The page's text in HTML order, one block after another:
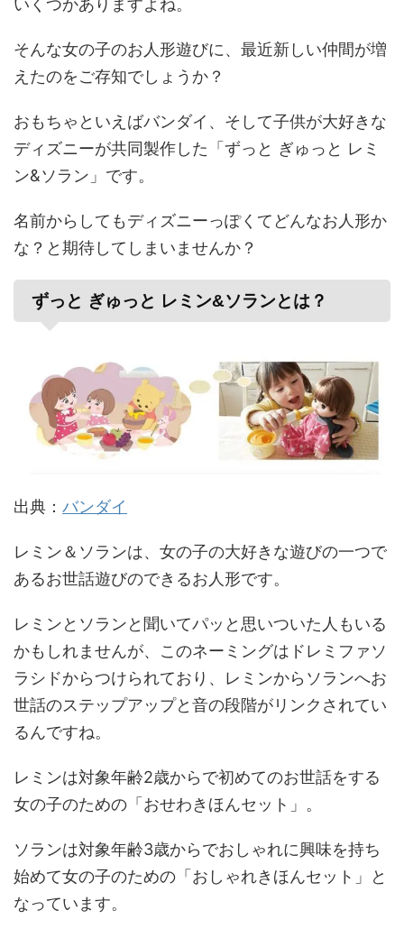
いくつかありますよね。
そんな女の子のお人形遊びに、最近新しい仲間が増
えたのをご存知でしょうか？
おもちゃといえばバンダイ、そして子供が大好きな
ディズニーが共同製作した「ずっと ぎゅっと レミ
ン&ソラン」です。
名前からしてもディズニーっぽくてどんなお人形か
な？と期待してしまいませんか？
ずっと ぎゅっと レミン&ソランとは？
出典： バンダイ
レミン＆ソランは、女の子の大好きな遊びの一つで
あるお世話遊びのできるお人形です。
レミンとソランと聞いてパッと思いついた人もいる
かもしれませんが、このネーミングはドレミファソ
ラシドからつけられており、レミンからソランへお
世話のステップアップと音の段階がリンクされてい
るんですね。
レミンは対象年齢2歳からで初めてのお世話をする
女の子のための「おせわきほんセット」。
ソランは対象年齢3歳からでおしゃれに興味を持ち
始めて女の子のための「おしゃれきほんセット」と
なっています。